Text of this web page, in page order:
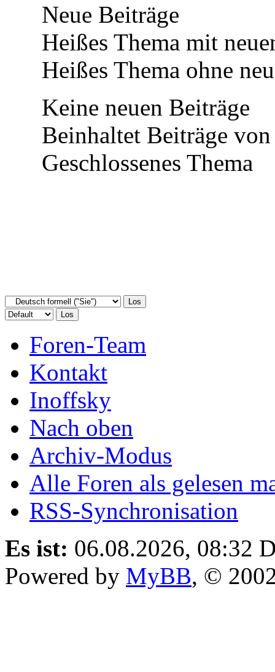
Neue Beiträge
Heißes Thema mit
Heißes Thema ohne
Keine neuen Beiträge
Beinhaltet Beiträge
Geschlossenes Thema
Foren-Team
Kontakt
Inoffsky
Nach oben
Archiv-Modus
Alle Foren als gelesen
RSS-Synchronisation
Es ist: 06.08.2026, 08:32
Powered by MyBB, ©